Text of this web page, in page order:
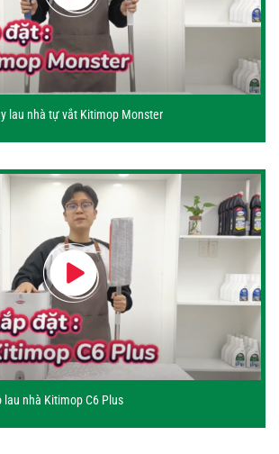
lau nhà tự vắt Kitimop Monster
nhà Kitimop C6 Plus